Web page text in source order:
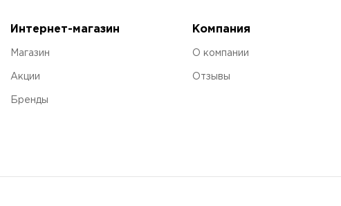
Интернет-магазин
Магазин
Акции
Бренды
Компания
О компании
Отзывы